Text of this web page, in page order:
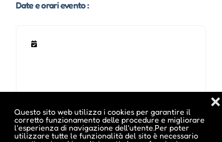
Questo sito web utilizza i cookies per garantire il
corretto funzionamento delle procedure e migliorare
l'esperienza di navigazione dell'utente.Per poter
utilizzare tutte le funzionalità del sito è necessario
❌
Date e orari evento :
Pubblicato da :